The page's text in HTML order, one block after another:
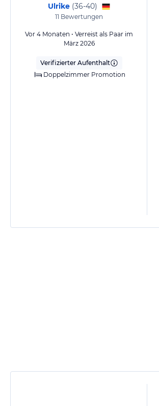
Ulrike (36-40)
11 Bewertungen
Vor 4 Monaten • Verreist als Paar im
März 2026
Verifizierter Aufenthalt
Doppelzimmer Promotion